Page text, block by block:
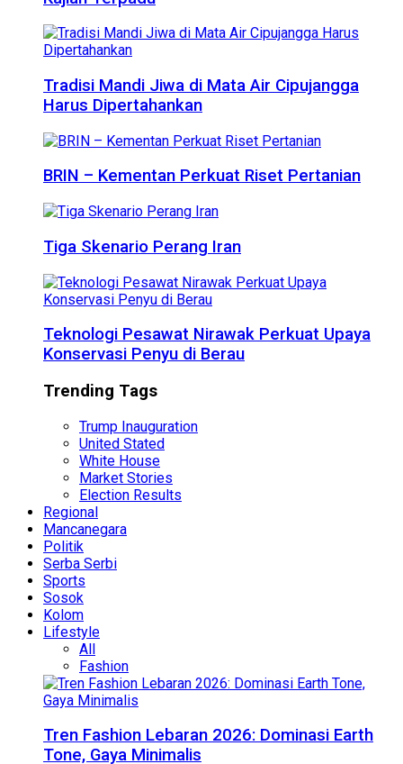
Tradisi Mandi Jiwa di Mata Air Cipujangga
Harus Dipertahankan
BRIN – Kementan Perkuat Riset Pertanian
Tiga Skenario Perang Iran
Teknologi Pesawat Nirawak Perkuat Upaya
Konservasi Penyu di Berau
Trending Tags
Trump Inauguration
United Stated
White House
Market Stories
Election Results
Regional
Mancanegara
Politik
Serba Serbi
Sports
Sosok
Kolom
Lifestyle
All
Fashion
Tren Fashion Lebaran 2026: Dominasi Earth
Tone, Gaya Minimalis